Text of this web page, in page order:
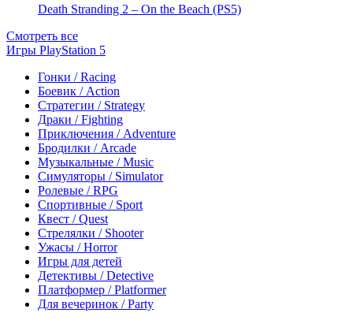
Death Stranding 2 – On the Beach (PS5)
Смотреть все
Игры PlayStation 5
Гонки / Racing
Боевик / Action
Стратегии / Strategy
Драки / Fighting
Приключения / Adventure
Бродилки / Arcade
Музыкальные / Music
Симуляторы / Simulator
Ролевые / RPG
Спортивные / Sport
Квест / Quest
Стрелялки / Shooter
Ужасы / Horror
Игры для детей
Детективы / Detective
Платформер / Platformer
Для вечеринок / Party